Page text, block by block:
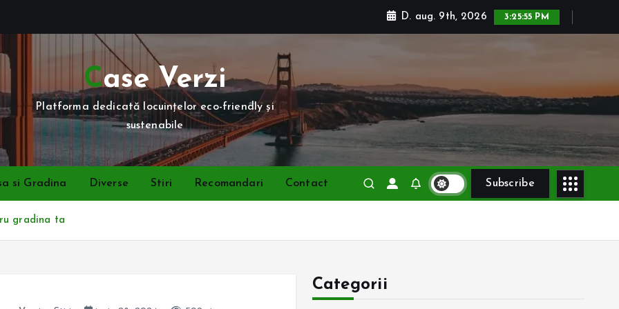
D. aug. 9th, 2026 3:25:57 PM
Case Verzi
Platforma dedicată locuințelor eco-friendly și
sustenabile
si Gradina Diverse Stiri Recomandari Contact Subscribe
gradina ta
Categorii